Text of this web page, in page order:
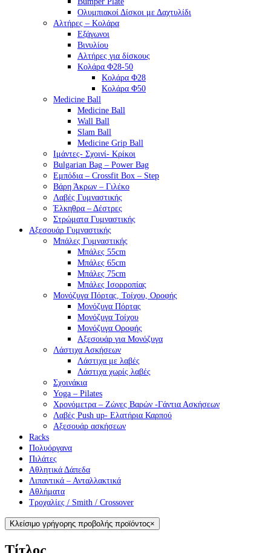
Ολυμπιακοί Δίσκοι με Δαχτυλίδι
Αλτήρες – Κολάρα
Εξάγωνοι
Βινυλίου
Αλτήρες για δίσκους
Κολάρα Φ28-50
Κολάρα Φ28
Κολάρα Φ50
Medicine Ball
Medicine Ball
Wall Ball
Slam Ball
Medicine Grip Ball
Ιμάντες- Σχοινί- Κρίκοι
Bulgarian Bag – Power Bag
Εμπόδια – Crossfit Box – Step
Βάρη Άκρων – Γιλέκο
Λαβές Γυμναστικής
Έλκηθρα – Δέστρες
Στρώματα Γυμναστικής
Αξεσουάρ Γυμναστικής
Μπάλες Γυμναστικής
Μπάλες 55cm
Μπάλες 65cm
Μπάλες 75cm
Μπάλες Ισορροπίας
Μονόζυγα Πόρτας, Τοίχου, Οροφής
Μονόζυγα Πόρτας
Μονόζυγα Τοίχου
Μονόζυγα Οροφής
Αξεσουάρ για Μονόζυγα
Λάστιχα Ασκήσεων
Λάστιχα με λαβές
Λάστιχα χωρίς λαβές
Σχοινάκια
Yoga – Pilates
Χρονόμετρα – Ζώνες Βαρών -Γάντια Ασκήσεων
Λαβές Push up- Ελατήρια Καρπού
Αξεσουάρ ασκήσεων
Racks
Πολυόργανα
Πιλάτες
Αθλητικά Δάπεδα
Λιπαντικά – Ανταλλακτικά
Αθλήματα
Τροχαλίες / Smith / Crossover
Κλείσιμο γρήγορης προβολής προϊόντος×
Τίτλος